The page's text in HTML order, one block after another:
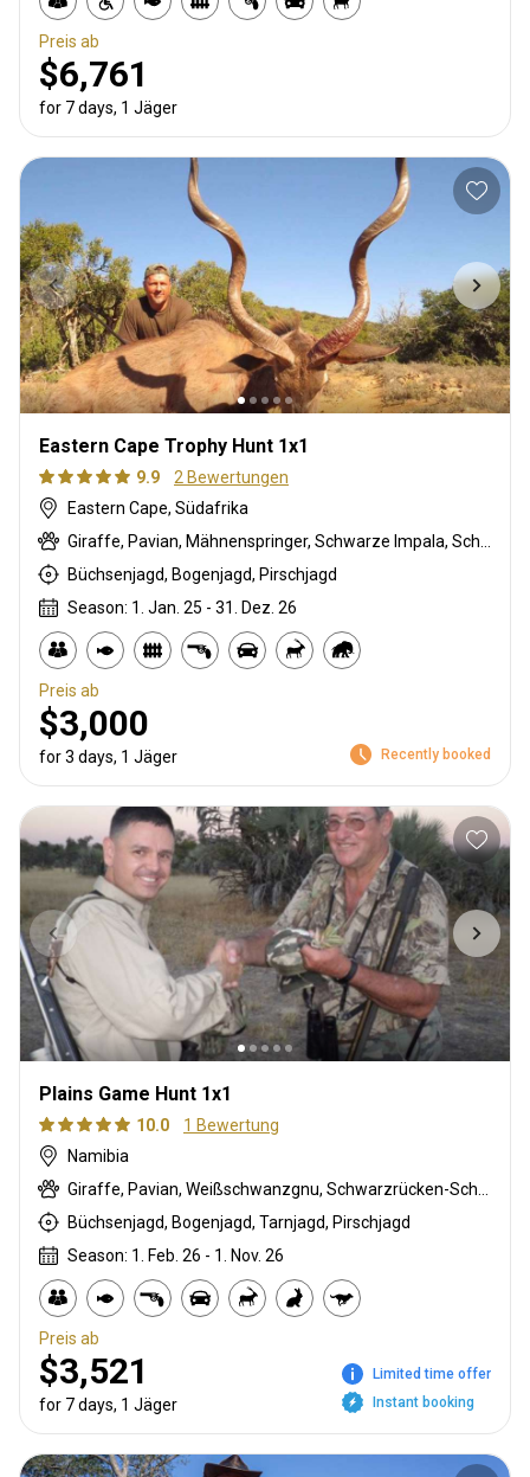
Preis ab
$6,761
for 7 days, 1 Jäger
Eastern Cape Trophy Hunt 1x1
9.9
2 Bewertungen
Eastern Cape, Südafrika
Büchsenjagd, Bogenjagd, Pirschjagd
Season: 1. Jan. 25 - 31. Dez. 26
Preis ab
$3,000
for 3 days, 1 Jäger Recently booked
Plains Game Hunt 1x1
10.0
1 Bewertung
Namibia
Büchsenjagd, Bogenjagd, Tarnjagd, Pirschjagd
Season: 1. Feb. 26 - 1. Nov. 26
Preis ab
$3,521
for 7 days, 1 Jäger
Limited time offer
Instant booking